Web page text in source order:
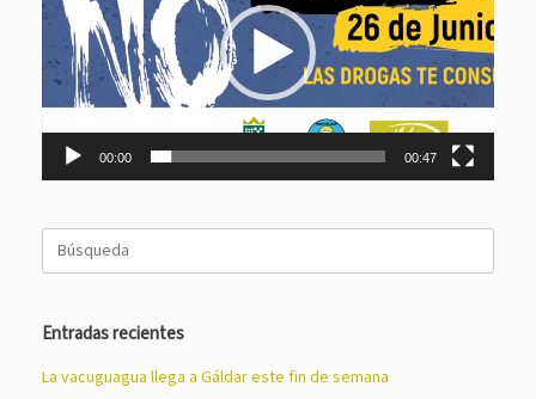
00:00 00:47
Buscar:
Entradas recientes
La vacuguagua llega a Gáldar este fin de semana